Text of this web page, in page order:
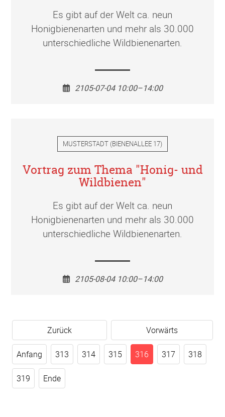
Es gibt auf der Welt ca. neun
Honigbienenarten und mehr als 30.000
unterschiedliche Wildbienenarten.
2105-07-04 10:00–14:00
MUSTERSTADT (BIENENALLEE 17)
Vortrag zum Thema "Honig- und
Wildbienen"
Es gibt auf der Welt ca. neun
Honigbienenarten und mehr als 30.000
unterschiedliche Wildbienenarten.
2105-08-04 10:00–14:00
Zurück Vorwärts
Anfang 313 314 315 316 317 318
319 Ende